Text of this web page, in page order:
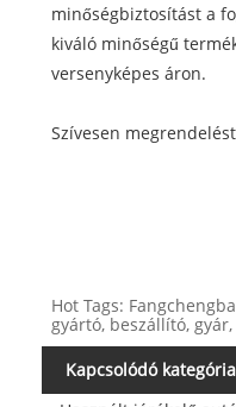
minőségbiztosítást a
kiváló minőségű
versenyképes áron.
Szívesen
Hot Tags:
gyártó, beszállító,
Kapcsolódó kategória